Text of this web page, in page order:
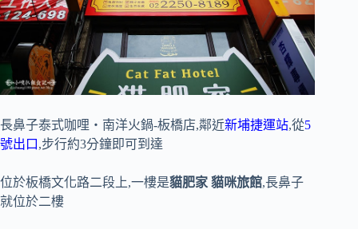
長鼻子泰式咖哩・南洋火鍋-板橋店,鄰近新埔捷運站,從5
號出口 ,步行約3分鐘即可到達
位於板橋文化路二段上,一樓是貓肥家 貓咪旅館,長鼻子
就位於二樓